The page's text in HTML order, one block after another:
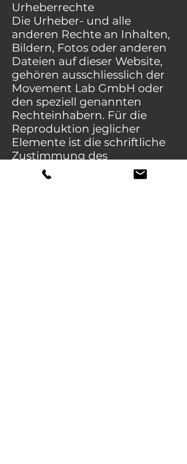
Urheberrechte
Die Urheber- und alle
anderen Rechte an Inhalten,
Bildern, Fotos oder anderen
Dateien auf dieser Website,
gehören ausschliesslich der
Movement Lab GmbH oder
den speziell genannten
Rechteinhabern. Für die
Reproduktion jeglicher
Elemente ist die schriftliche
Zustimmung des
Urheberrechtsträgers im
Voraus einzuholen.